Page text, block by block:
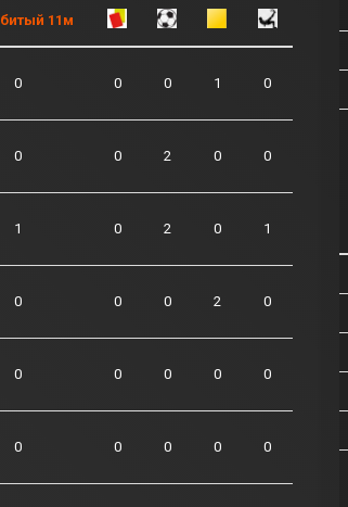
11м
0 0 0 1 0
0 0 2 0 0
1 0 2 0 1
0 0 0 2 0
0 0 0 0 0
0 0 0 0 0